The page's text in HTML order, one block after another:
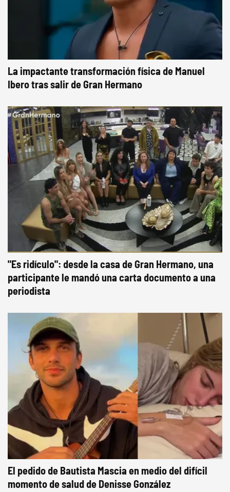
La impactante transformación física de Manuel
Ibero tras salir de Gran Hermano
"Es ridículo": desde la casa de Gran Hermano, una
participante le mandó una carta documento a una
periodista
El pedido de Bautista Mascia en medio del difícil
momento de salud de Denisse González